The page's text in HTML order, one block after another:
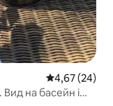
Середня
4,67 (24)
на басейн і